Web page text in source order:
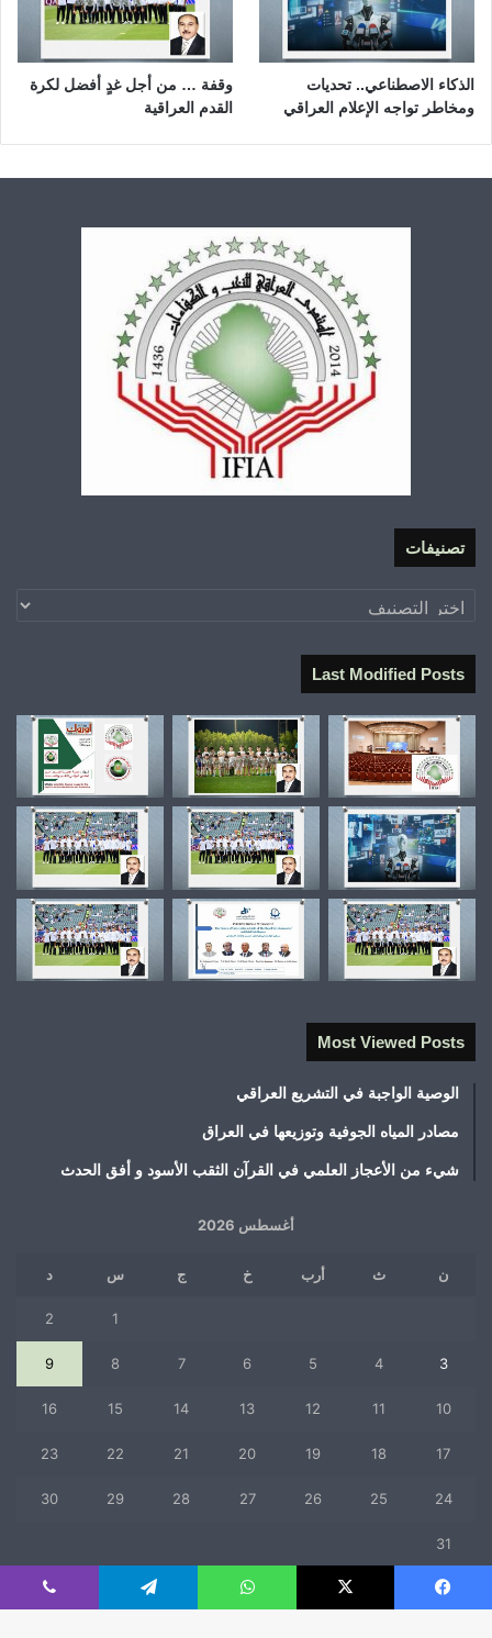
الذكاء الاصطناعي.. تحديات
ومخاطر تواجه الإعلام العراقي
وقفة … من أجل غدٍ أفضل لكرة
القدم العراقية
تصنيفات
تصنيفات
Last Modified Posts
Most Viewed Posts
الوصية الواجبة في التشريع العراقي
مصادر المياه الجوفية وتوزيعها في العراق
شيء من الأعجاز العلمي في القرآن الثقب الأسود و أفق الحدث
أغسطس 2026
ن ث أرب خ ج س د
1
2
3
4
5
6
7
8
9
10
11
12
13
14
15
16
17
18
19
20
21
22
23
24
25
26
27
28
29
30
31
« يوليو
فيسبوك ‫X واتساب تيلقرام ڤايبر